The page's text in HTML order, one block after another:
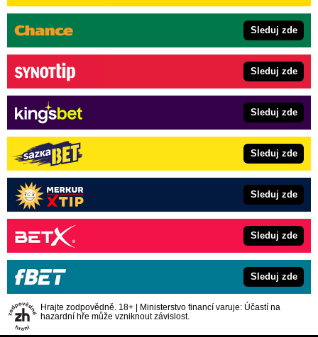
Sleduj zde
Sleduj zde
Sleduj zde
Sleduj zde
Sleduj zde
Sleduj zde
Sleduj zde
Hrajte zodpovědně. 18+ | Ministerstvo financí varuje: Účastí na
hazardní hře může vzniknout závislost.